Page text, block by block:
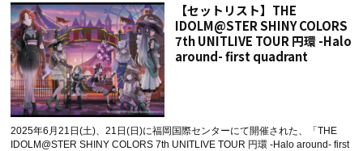
【セットリスト】THE
IDOLM@STER SHINY COLORS
7th UNITLIVE TOUR 円環 -Halo
around- first quadrant
2025年6月21日(土)、21日(日)に福岡国際センターにて開催された、「THE
IDOLM@STER SHINY COLORS 7th UNITLIVE TOUR 円環 -Halo around- first